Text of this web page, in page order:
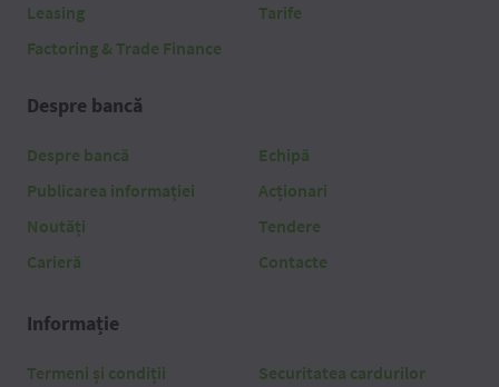
Leasing
Factoring & Trade Finance
Tarife
Despre bancă
Despre bancă
Publicarea informației
Noutăți
Carieră
Echipă
Acționari
Tendere
Contacte
Informație
Termeni și condiții
Securitatea cardurilor